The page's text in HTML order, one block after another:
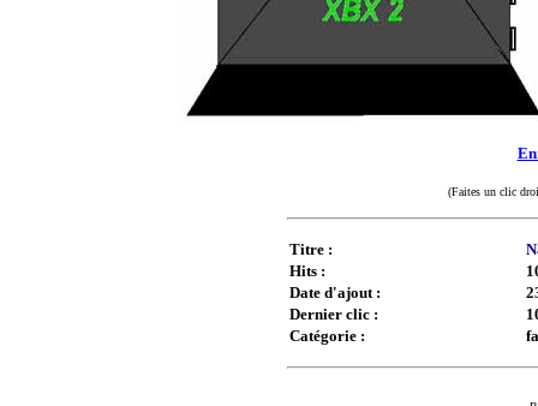
(Faites un clic
Titre :
Hits :
Date d'ajout :
Dernier clic :
Catégorie :